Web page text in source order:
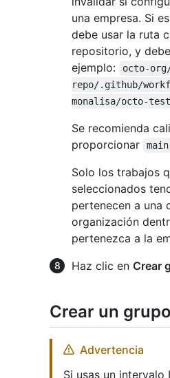
una empresa. Si
debe usar la ruta
repositorio, y
ejemplo:
octo-
repo/.github/
monalisa/octo-
Se recomienda
proporcionar
main
Solo los trabajos
seleccionados
pertenecen a una
organización
pertenezca a la
Haz clic en Crear
Crear un
Advertencia
Si usas un